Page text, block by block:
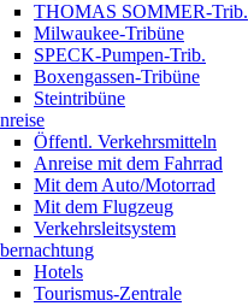
THOMAS SOMMER-Trib.
Milwaukee-Tribüne
SPECK-Pumpen-Trib.
Boxengassen-Tribüne
Steintribüne
Öffentl. Verkehrsmitteln
Anreise mit dem Fahrrad
Mit dem Auto/Motorrad
Mit dem Flugzeug
Verkehrsleitsystem
Hotels
Tourismus-Zentrale